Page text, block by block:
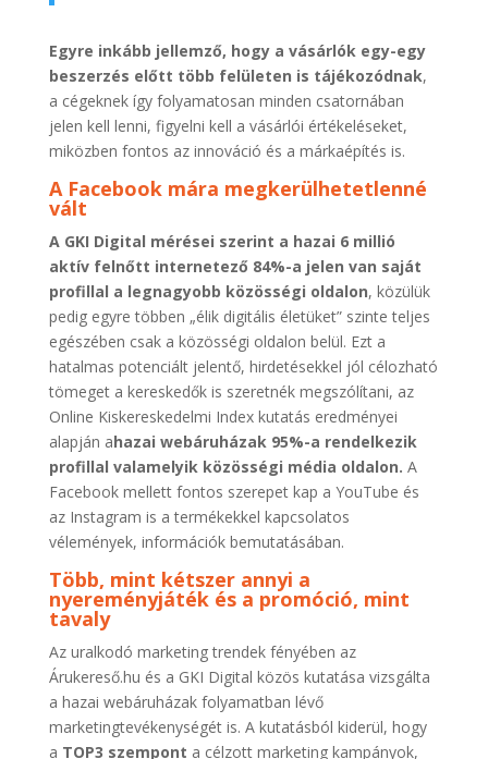
Egyre inkább jellemző, hogy a vásárlók egy-egy
beszerzés előtt több felületen is tájékozódnak,
a cégeknek így folyamatosan minden csatornában
jelen kell lenni, figyelni kell a vásárlói értékeléseket,
miközben fontos az innováció és a márkaépítés is.
A Facebook mára megkerülhetetlenné
vált
A GKI Digital mérései szerint a hazai 6 millió
aktív felnőtt internetező 84%-a jelen van saját
profillal a legnagyobb közösségi oldalon, közülük
pedig egyre többen „élik digitális életüket” szinte teljes
egészében csak a közösségi oldalon belül. Ezt a
hatalmas potenciált jelentő, hirdetésekkel jól célozható
tömeget a kereskedők is szeretnék megszólítani, az
Online Kiskereskedelmi Index kutatás eredményei
alapján ahazai webáruházak 95%-a rendelkezik
profillal valamelyik közösségi média oldalon. A
Facebook mellett fontos szerepet kap a YouTube és
az Instagram is a termékekkel kapcsolatos
vélemények, információk bemutatásában.
Több, mint kétszer annyi a
nyereményjáték és a promóció, mint
tavaly
Az uralkodó marketing trendek fényében az
Árukereső.hu és a GKI Digital közös kutatása vizsgálta
a hazai webáruházak folyamatban lévő
marketingtevékenységét is. A kutatásból kiderül, hogy
a TOP3 szempont a célzott marketing kampányok,